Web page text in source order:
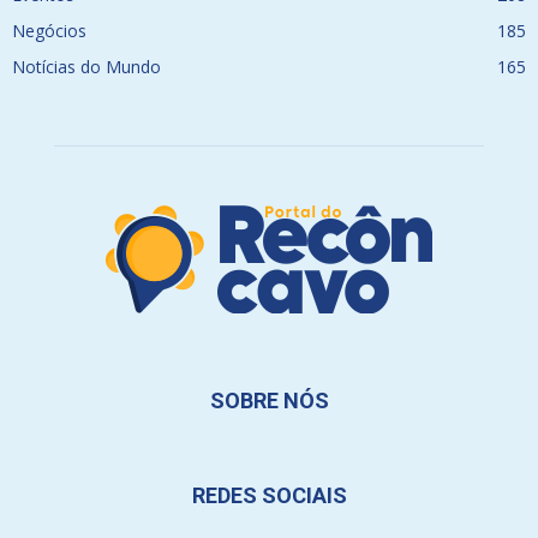
Negócios
185
Notícias do Mundo
165
SOBRE NÓS
REDES SOCIAIS